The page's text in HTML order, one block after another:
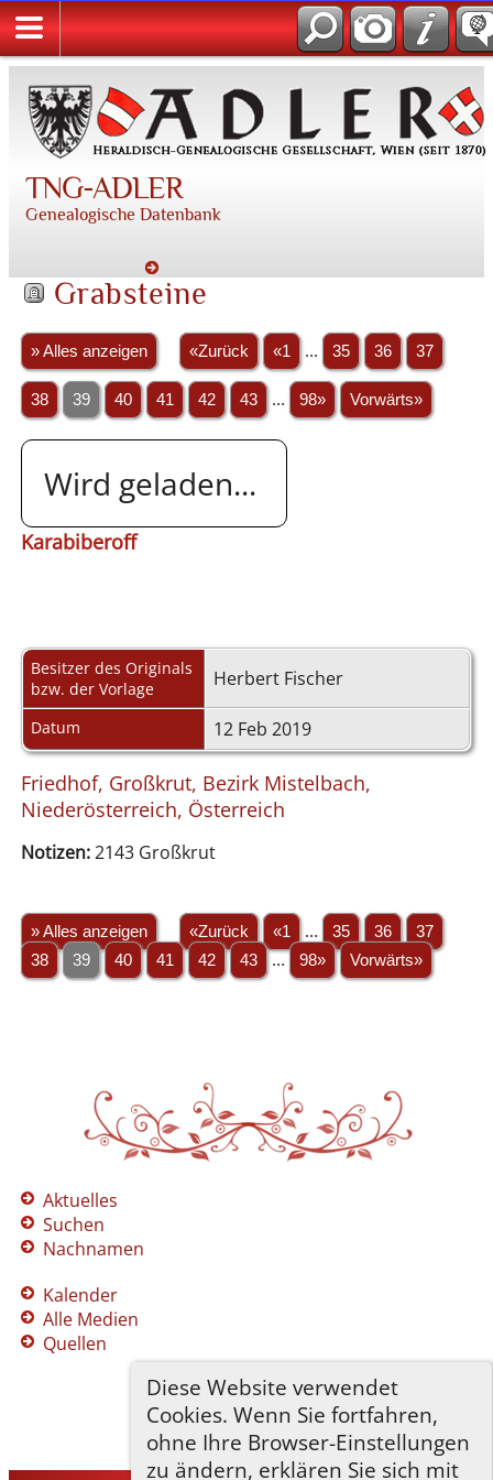
TNG-ADLER
Genealogische Datenbank
Diese Website verwendet
Cookies. Wenn Sie fortfahren,
ohne Ihre Browser-Einstellungen
zu ändern, erklären Sie sich mit
Grabsteine
» Alles anzeigen «Zurück «1 ... 35 36 37
38 39 40 41 42 43 ... 98» Vorwärts»
Wird geladen...
Karabiberoff
Besitzer des Originals
bzw. der Vorlage
Herbert Fischer
Datum 12 Feb 2019
Friedhof, Großkrut, Bezirk Mistelbach,
Niederösterreich, Österreich
Notizen:2143 Großkrut
» Alles anzeigen «Zurück «1 ... 35 36
37
38
39 40 41 42 43 ... 98» Vorwärts»
Aktuelles
Suchen
Nachnamen
Kalender
Alle Medien
Quellen